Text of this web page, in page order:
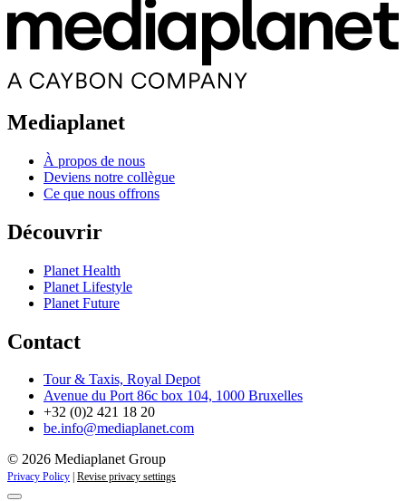
Mediaplanet
À propos de nous
Deviens notre collègue
Ce que nous offrons
Découvrir
Planet Health
Planet Lifestyle
Planet Future
Contact
Tour & Taxis, Royal Depot
Avenue du Port 86c box 104, 1000 Bruxelles
+32 (0)2 421 18 20
be.info@mediaplanet.com
© 2026 Mediaplanet Group
Privacy Policy Revise privacy settings